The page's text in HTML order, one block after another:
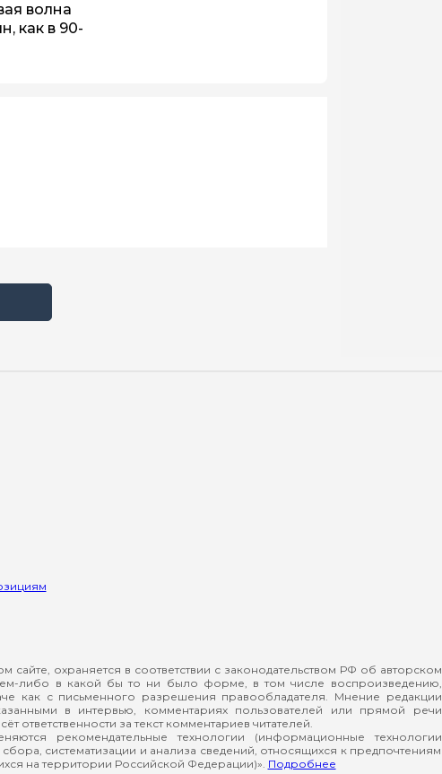
волна
как в 90-
охраняется в соответствии с законодательством РФ об авторском
либо в какой бы то ни было форме, в том числе воспроизведению,
как с письменного разрешения правообладателя. Мнение редакции
в интервью, комментариях пользователей или прямой речи
ответственности за текст комментариев читателей.
рекомендательные технологии (информационные технологии
систематизации и анализа сведений, относящихся к предпочтениям
на территории Российской Федерации)». Подробнее